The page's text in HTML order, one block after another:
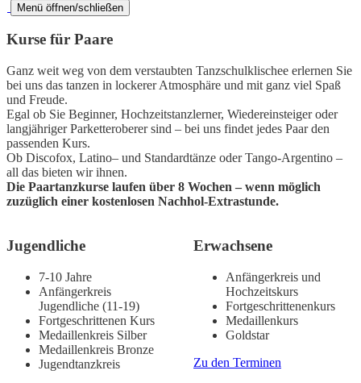
Menü öffnen/schließen
Kurse für Paare
Ganz weit weg von dem verstaubten Tanzschulklischee erlernen Sie
bei uns das tanzen in lockerer Atmosphäre und mit ganz viel Spaß
und Freude.
Egal ob Sie Beginner, Hochzeitstanzlerner, Wiedereinsteiger oder
langjähriger Parketteroberer sind – bei uns findet jedes Paar den
passenden Kurs.
Ob Discofox, Latino– und Standardtänze oder Tango-Argentino –
all das bieten wir ihnen.
Die Paartanzkurse laufen über 8 Wochen – wenn möglich
zuzüglich einer kostenlosen Nachhol-Extrastunde.
Jugendliche
7-10 Jahre
Anfängerkreis
Jugendliche (11-19)
Fortgeschrittenen Kurs
Medaillenkreis Silber
Medaillenkreis Bronze
Jugendtanzkreis
Erwachsene
Anfängerkreis und
Hochzeitskurs
Fortgeschrittenenkurs
Medaillenkurs
Goldstar
Zu den Terminen